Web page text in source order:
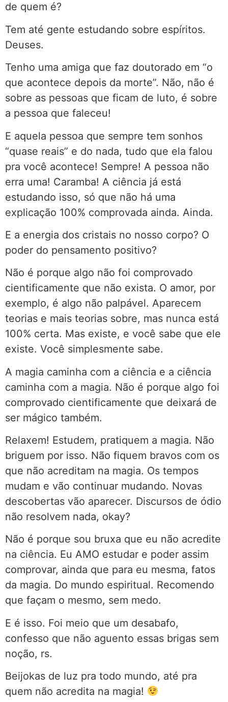
de quem é?
Tem até gente estudando sobre espíritos.
Deuses.
Tenho uma amiga que faz doutorado em “o
que acontece depois da morte”. Não, não é
sobre as pessoas que ficam de luto, é sobre
a pessoa que faleceu!
E aquela pessoa que sempre tem sonhos
“quase reais” e do nada, tudo que ela falou
pra você acontece! Sempre! A pessoa não
erra uma! Caramba! A ciência já está
estudando isso, só que não há uma
explicação 100% comprovada ainda. Ainda.
E a energia dos cristais no nosso corpo? O
poder do pensamento positivo?
Não é porque algo não foi comprovado
cientificamente que não exista. O amor, por
exemplo, é algo não palpável. Aparecem
teorias e mais teorias sobre, mas nunca está
100% certa. Mas existe, e você sabe que ele
existe. Você simplesmente sabe.
A magia caminha com a ciência e a ciência
caminha com a magia. Não é porque algo foi
comprovado cientificamente que deixará de
ser mágico também.
Relaxem! Estudem, pratiquem a magia. Não
briguem por isso. Não fiquem bravos com os
que não acreditam na magia. Os tempos
mudam e vão continuar mudando. Novas
descobertas vão aparecer. Discursos de ódio
não resolvem nada, okay?
Não é porque sou bruxa que eu não acredite
na ciência. Eu AMO estudar e poder assim
comprovar, ainda que para eu mesma, fatos
da magia. Do mundo espiritual. Recomendo
que façam o mesmo, sem medo.
E é isso. Foi meio que um desabafo,
confesso que não aguento essas brigas sem
noção, rs.
Beijokas de luz pra todo mundo, até pra
quem não acredita na magia!